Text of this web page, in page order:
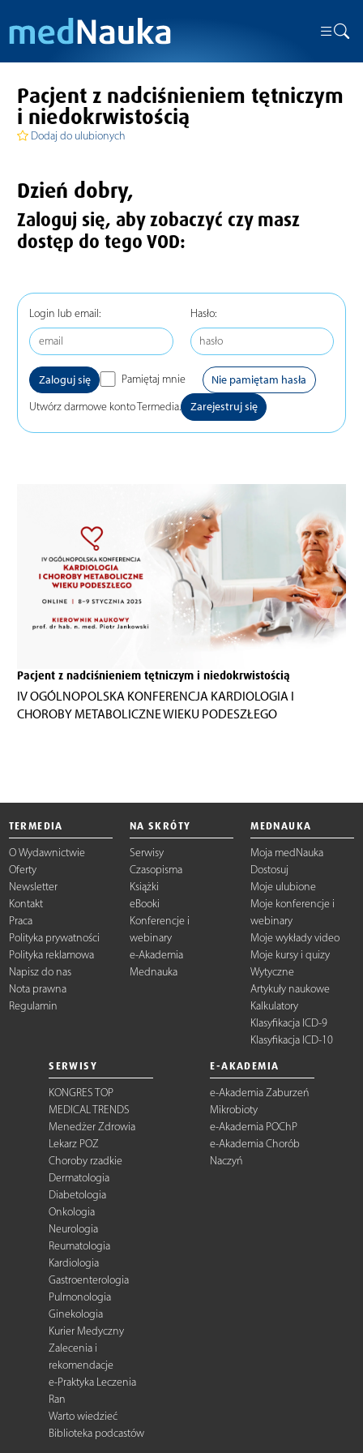
Pacjent z nadciśnieniem tętniczym
i niedokrwistością
Dodaj do ulubionych
Dzień dobry,
Zaloguj się, aby zobaczyć czy masz
dostęp do tego VOD:
Login lub email: Hasło:
Pamiętaj mnie
Nie pamiętam hasła
Utwórz darmowe konto Termedia.
Zarejestruj się
Pacjent z nadciśnieniem tętniczym i niedokrwistością
IV OGÓLNOPOLSKA KONFERENCJA KARDIOLOGIA I
CHOROBY METABOLICZNE WIEKU PODESZŁEGO
TERMEDIA
O Wydawnictwie
Oferty
Newsletter
Kontakt
Praca
Polityka prywatności
Polityka reklamowa
Napisz do nas
Nota prawna
Regulamin
NA SKRÓTY
Serwisy
Czasopisma
Książki
eBooki
Konferencje i
webinary
e-Akademia
Mednauka
MEDNAUKA
Moja medNauka
Dostosuj
Moje ulubione
Moje konferencje i
webinary
Moje wykłady video
Moje kursy i quizy
Wytyczne
Artykuły naukowe
Kalkulatory
Klasyfikacja ICD-9
Klasyfikacja ICD-10
SERWISY
KONGRES TOP
MEDICAL TRENDS
Menedżer Zdrowia
Lekarz POZ
Choroby rzadkie
Dermatologia
Diabetologia
Onkologia
Neurologia
Reumatologia
Kardiologia
Gastroenterologia
Pulmonologia
Ginekologia
Kurier Medyczny
Zalecenia i
rekomendacje
e-Praktyka Leczenia
Ran
Warto wiedzieć
Biblioteka podcastów
E-AKADEMIA
e-Akademia Zaburzeń
Mikrobioty
e-Akademia POChP
e-Akademia Chorób
Naczyń